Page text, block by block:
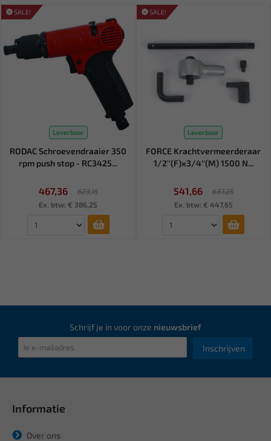
SALE!
Leverbaar
RODAC Schroevendraaier 350
rpm push stop - RC3425...
467,36
623,15
Ex. btw: € 386,25
SALE!
Leverbaar
FORCE Krachtvermeerderaar
1/2''(F)x3/4''(M) 1500 N...
541,66
637,25
Ex. btw: € 447,65
Schrijf je in voor onze nieuwsbrief
Inschrijven
Informatie
Over ons